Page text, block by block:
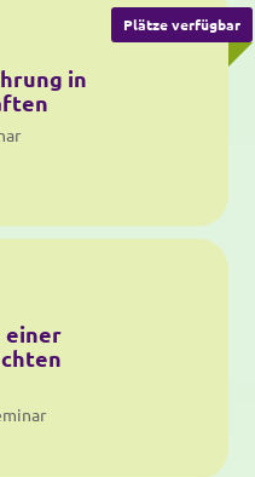
in
Plätze verfügbar
einer